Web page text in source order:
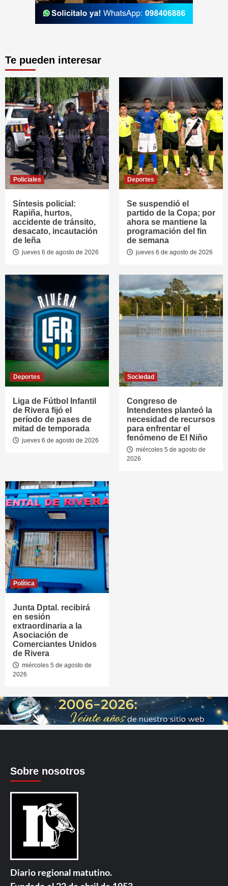
Te pueden interesar
Policiales
Síntesis policial:
Rapiña, hurtos,
accidente de tránsito,
desacato, incautación
de leña
jueves 6 de agosto de 2026
Deportes
Se suspendió el
partido de la Copa; por
ahora se mantiene la
programación del fin
de semana
jueves 6 de agosto de 2026
Deportes
Liga de Fútbol Infantil
de Rivera fijó el
período de pases de
mitad de temporada
jueves 6 de agosto de 2026
Sociedad
Congreso de
Intendentes planteó la
necesidad de recursos
para enfrentar el
fenómeno de El Niño
miércoles 5 de agosto de
2026
Política
Junta Dptal. recibirá
en sesión
extraordinaria a la
Asociación de
Comerciantes Unidos
de Rivera
miércoles 5 de agosto de
2026
Sobre nosotros
Diario regional matutino.